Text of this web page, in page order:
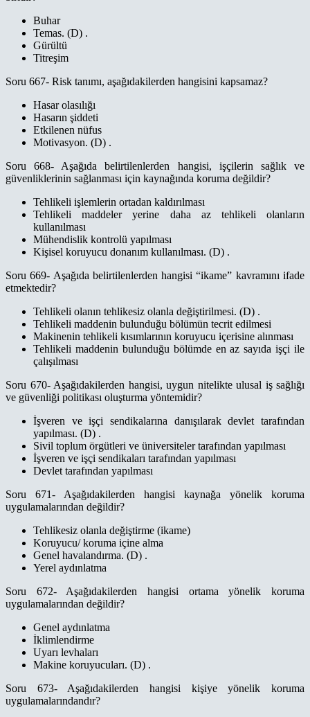
Buhar
Temas. (D) .
Gürültü
Titreşim
Soru 667- Risk tanımı, aşağıdakilerden hangisini kapsamaz?
Hasar olasılığı
Hasarın şiddeti
Etkilenen nüfus
Motivasyon. (D) .
Soru 668- Aşağıda belirtilenlerden hangisi, işçilerin sağlık ve
güvenliklerinin sağlanması için kaynağında koruma değildir?
Tehlikeli işlemlerin ortadan kaldırılması
Tehlikeli maddeler yerine daha az tehlikeli olanların
kullanılması
Mühendislik kontrolü yapılması
Kişisel koruyucu donanım kullanılması. (D) .
Soru 669- Aşağıda belirtilenlerden hangisi “ikame” kavramını ifade
etmektedir?
Tehlikeli olanın tehlikesiz olanla değiştirilmesi. (D) .
Tehlikeli maddenin bulunduğu bölümün tecrit edilmesi
Makinenin tehlikeli kısımlarının koruyucu içerisine alınması
Tehlikeli maddenin bulunduğu bölümde en az sayıda işçi ile
çalışılması
Soru 670- Aşağıdakilerden hangisi, uygun nitelikte ulusal iş sağlığı
ve güvenliği politikası oluşturma yöntemidir?
İşveren ve işçi sendikalarına danışılarak devlet tarafından
yapılması. (D) .
Sivil toplum örgütleri ve üniversiteler tarafından yapılması
İşveren ve işçi sendikaları tarafından yapılması
Devlet tarafından yapılması
Soru 671- Aşağıdakilerden hangisi kaynağa yönelik koruma
uygulamalarından değildir?
Tehlikesiz olanla değiştirme (ikame)
Koruyucu/ koruma içine alma
Genel havalandırma. (D) .
Yerel aydınlatma
Soru 672- Aşağıdakilerden hangisi ortama yönelik koruma
uygulamalarından değildir?
Genel aydınlatma
İklimlendirme
Uyarı levhaları
Makine koruyucuları. (D) .
Soru 673- Aşağıdakilerden hangisi kişiye yönelik koruma
uygulamalarındandır?